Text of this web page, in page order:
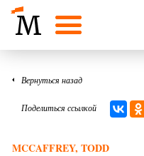
Вернуться назад
Поделиться ссылкой
MCCAFFREY, TODD